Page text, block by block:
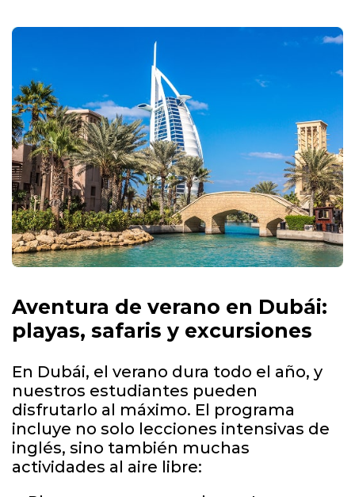
Aventura de verano en Dubái:
playas, safaris y excursiones
En Dubái, el verano dura todo el año, y
nuestros estudiantes pueden
disfrutarlo al máximo. El programa
incluye no solo lecciones intensivas de
inglés, sino también muchas
actividades al aire libre: